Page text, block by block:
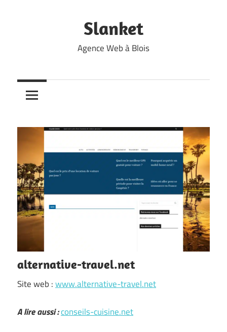
Slanket
Agence Web à Blois
alternative-travel.net
Site web :www.alternative-travel.net
A lire aussi :conseils-cuisine.net